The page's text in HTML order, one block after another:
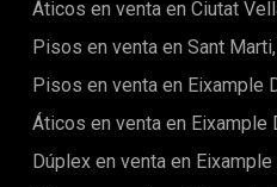
único de vida ofrece la
playas más hermosas de
Áticos en venta en Ciutat
Pisos en venta en Sant
Pisos en venta en Eixample
Áticos en venta en Eixample
Dúplex en venta en